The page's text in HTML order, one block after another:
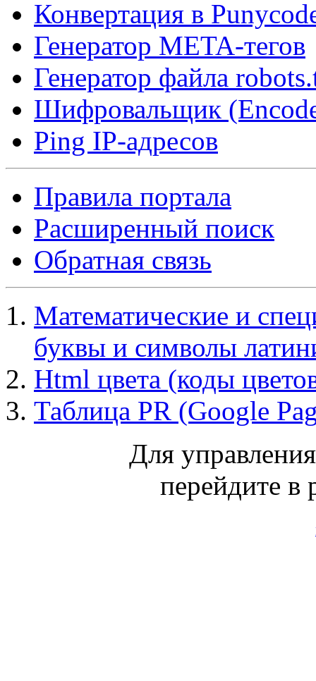
Конвертация в
Генератор META-тегов
Генератор файла
Шифровальщик
Ping IP-адресов
Правила портала
Расширенный поиск
Обратная связь
Математические и
буквы и символы
Html цвета (коды
Таблица PR (Google
Для
перейдите в